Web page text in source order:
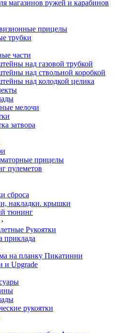
магазинов ружей и карабинов
прицелы
трубки
части
над газовой трубкой
над ствольной коробкой
над колодкой целика
мелочи
затвора
прицелы
пулеметов
сброса
накладки. крышки
тюнинг
›
Рукоятки
приклада
на планку Пикатинни
и Upgrade
рукоятки